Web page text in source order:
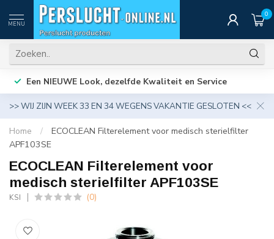
MENU
0
Een NIEUWE Look, dezelfde Kwaliteit en Service
>> WIJ ZIJN WEEK 33 EN 34 WEGENS VAKANTIE GESLOTEN <<
Home /
ECOCLEAN Filterelement voor medisch sterielfilter
APF103SE
ECOCLEAN Filterelement voor
medisch sterielfilter APF103SE
KSI (0)